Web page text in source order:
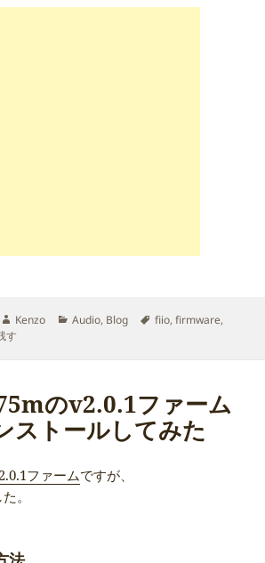
作
成
Kenzo
カ
Audio, Blog
タ
fiio,firmware,
v126 に
す
のv2.0.1ファーム
ストールしてみた
ファームですが、
。